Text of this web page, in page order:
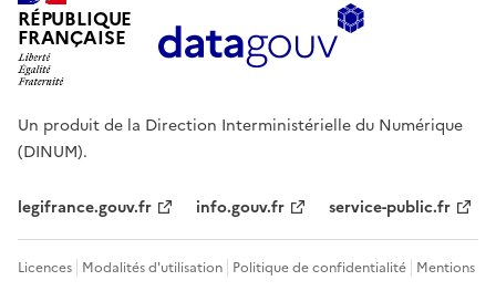
RÉPUBLIQUE
FRANÇAISE
Un produit de la Direction Interministérielle du Numérique
(DINUM).
legifrance.gouv.fr info.gouv.fr service-public.fr
Licences Modalités d'utilisation Politique de confidentialité Mentions